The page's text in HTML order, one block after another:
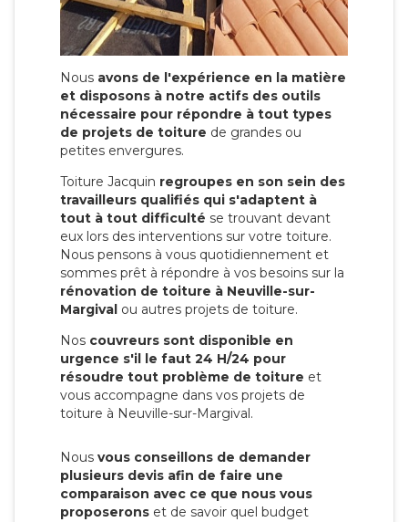
Nous avons de l'expérience en la matière
et disposons à notre actifs des outils
nécessaire pour répondre à tout types
de projets de toiture de grandes ou
petites envergures.
Toiture Jacquin regroupes en son sein des
travailleurs qualifiés qui s'adaptent à
tout à tout difficulté se trouvant devant
eux lors des interventions sur votre toiture.
Nous pensons à vous quotidiennement et
sommes prêt à répondre à vos besoins sur la
rénovation de toiture à Neuville-sur-
Margival ou autres projets de toiture.
Nos couvreurs sont disponible en
urgence s'il le faut 24 H/24 pour
résoudre tout problème de toiture et
vous accompagne dans vos projets de
toiture à Neuville-sur-Margival.
Nous vous conseillons de demander
plusieurs devis afin de faire une
comparaison avec ce que nous vous
proposerons et de savoir quel budget